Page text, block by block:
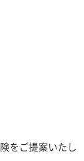
をご提案いたし